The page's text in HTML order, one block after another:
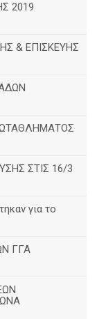
2019
& ΕΠΙΣΚΕΥΗΣ
ΣΤΙΣ 16/3
για το
ΓΓΑ